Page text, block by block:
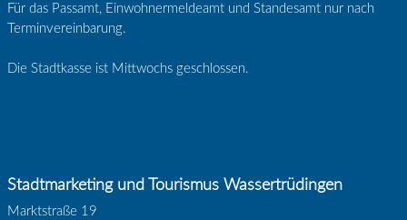
Für das Passamt, Einwohnermeldeamt und Standesamt nur nach
Terminvereinbarung.
Die Stadtkasse ist Mittwochs geschlossen.
Stadtmarketing und Tourismus Wassertrüdingen
Marktstraße 19